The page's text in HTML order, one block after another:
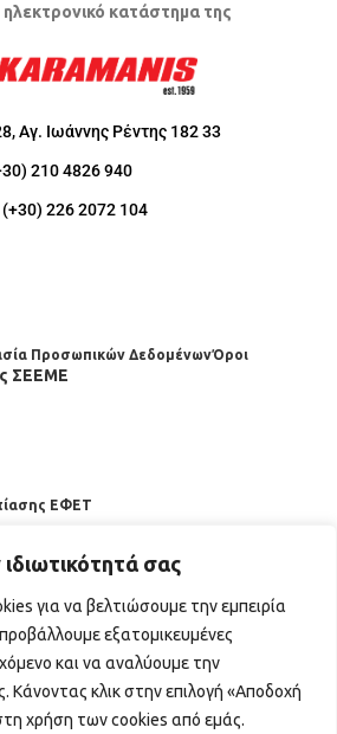
σας
για να βελτιώσουμε την εμπειρία
εξατομικευμένες
και να αναλύουμε την
Κάνοντας κλικ στην επιλογή «Αποδοχή
χρήση των cookies από εμάς.
ηλεκτρονικό κατάστημα της
Αγ. Ιωάννης Ρέντης 182 33
210 4826 940
226 2072 104
Προσωπικών ΔεδομένωνΌροι
ΣΕΕΜΕ
ΕΦΕΤ
horecabazaar.gr